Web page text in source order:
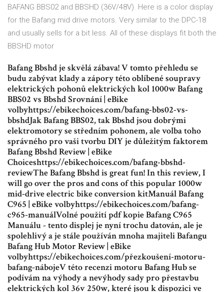
BAFANG BBS02 and BBSHD (36V/48V). Here is a color display
for the Bafang mid drive motors. Very similar to the DPC-18
and usually sells for a bit less. All of these displays fit both the
BBSHD motor
Bafang Bbshd je skvělá zábava! V tomto přehledu se
budu zabývat klady a zápory této oblíbené soupravy
elektrických pohonů elektrických kol 1000w Bafang
BBS02 vs Bbshd Srovnání | eBike
volbyhttps://ebikechoices.com/bafang-bbs02-vs-
bbshdJak Bafang BBS02, tak Bbshd jsou dobrými
elektromotory se středním pohonem, ale volba toho
správného pro vaši tvorbu DIY je důležitým faktorem
Bafang Bbshd Review | eBike
Choiceshttps://ebikechoices.com/bafang-bbshd-
reviewThe Bafang Bbshd is great fun! In this review, I
will go over the pros and cons of this popular 1000w
mid-drive electric bike conversion kitManuál Bafang
C965 | eBike volbyhttps://ebikechoices.com/bafang-
c965-manuálVolné použití pdf kopie Bafang C965
Manuálu - tento displej je nyní trochu datován, ale je
spolehlivý a je stále používán mnoha majiteli Bafangu
Bafang Hub Motor Review | eBike
volbyhttps://ebikechoices.com/přezkoušení-motoru-
bafang-nábojeV této recenzi motoru Bafang Hub se
podívám na výhody a nevýhody sady pro přestavbu
elektrických kol 36v 250w, které jsou k dispozici ve